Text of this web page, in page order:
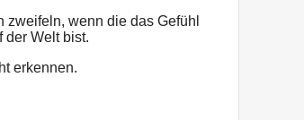
wenn die das Gefühl
der Welt bist.
erkennen.